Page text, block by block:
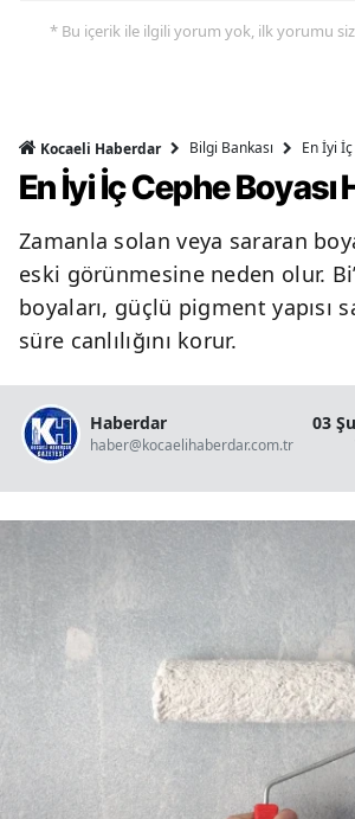
* Bu içerik ile ilgili yorum yok, ilk yorumu siz
Kocaeli Haberdar Bilgi Bankası En İyi
En İyi İç Cephe Boyası
Zamanla solan veya sararan
eski görünmesine neden olur.
boyaları, güçlü pigment yapısı
süre canlılığını korur.
Haberdar
haber@kocaelihaberdar.com.tr
03